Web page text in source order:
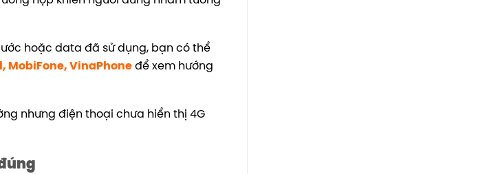
hoặc data đã sử dụng, bạn có thể
MobiFone, VinaPhone để xem hướng
nhưng điện thoại chưa hiển thị 4G